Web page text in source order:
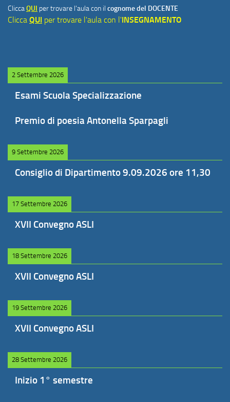
CliccaQUI per trovare l'aula con il cognome del DOCENTE
Clicca QUI per trovare l'aula con l'INSEGNAMENTO
2 Settembre 2026
Esami Scuola Specializzazione
Premio di poesia Antonella Sparpagli
9 Settembre 2026
Consiglio di Dipartimento 9.09.2026 ore 11,30
17 Settembre 2026
XVII Convegno ASLI
18 Settembre 2026
XVII Convegno ASLI
19 Settembre 2026
XVII Convegno ASLI
28 Settembre 2026
Inizio 1° semestre